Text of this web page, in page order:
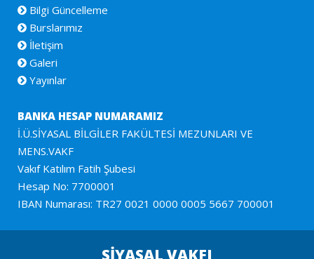
Bilgi Güncelleme
Burslarımız
İletişim
Galeri
Yayınlar
BANKA HESAP NUMARAMIZ
İ.Ü.SİYASAL BİLGİLER FAKÜLTESİ MEZUNLARI VE
MENS.VAKF
Vakıf Katılım Fatih Şubesi
Hesap No: 7700001
IBAN Numarası: TR27 0021 0000 0005 5667 700001
SİYASAL VAKFI